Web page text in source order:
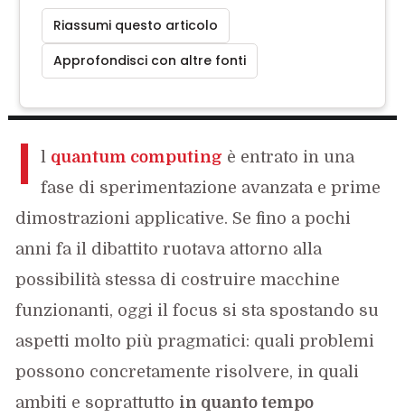
Riassumi questo articolo
Approfondisci con altre fonti
I l quantum computing è entrato in una
fase di sperimentazione avanzata e prime
dimostrazioni applicative. Se fino a pochi
anni fa il dibattito ruotava attorno alla
possibilità stessa di costruire macchine
funzionanti, oggi il focus si sta spostando su
aspetti molto più pragmatici: quali problemi
possono concretamente risolvere, in quali
ambiti e soprattutto in quanto tempo